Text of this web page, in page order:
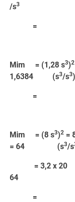
/s3
=
Mim = (1,28 s3)2
1,6384 (s3/s3
=
Mim = (8 s3)2 =
= 64 (s3/s
=
64
=